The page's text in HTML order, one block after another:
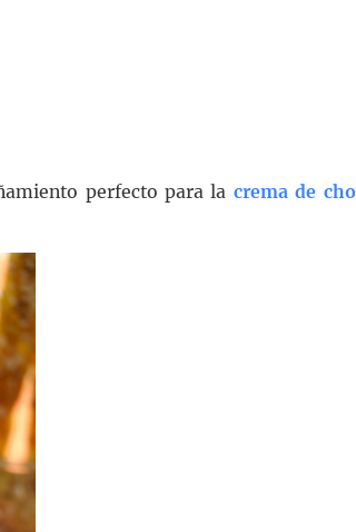
perfecto para la crema de